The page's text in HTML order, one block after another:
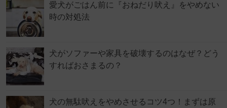
愛犬がごはん前に『おねだり吠え』をやめない
時の対処法
犬がソファーや家具を破壊するのはなぜ？どう
すればおさまるの？
犬の無駄吠えをやめさせるコツ4つ！まずは原